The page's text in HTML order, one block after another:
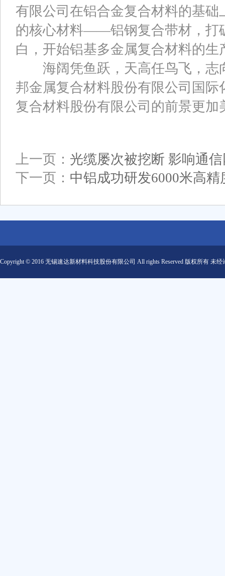
有限公司在铝合金复合材料的基
的核心材料——铝钢复合带材，打
白，开始铝基多金属复合材料的生
海阔凭鱼跃，天高任鸟飞，志
邦金属复合材料股份有限公司国
复合材料股份有限公司的前景更加
上一页： 光缆屡次被挖断 影响通
下一页： 中铝成功研发6000米高
Copyright © 2016 无锡速达新材料科技股份有限公司 All rights Reserved 版权所有 未